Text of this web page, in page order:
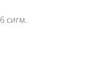
сигм.